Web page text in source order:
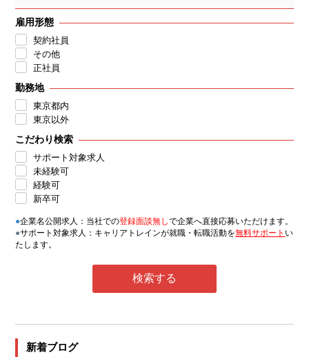
雇用形態
契約社員
その他
正社員
勤務地
東京都内
東京以外
こだわり検索
サポート対象求人
未経験可
経験可
新卒可
●企業名公開求人：当社での登録面談無しで企業へ直接応募いただけます。
●サポート対象求人：キャリアトレインが就職・転職活動を無料サポート い
たします。
新着ブログ